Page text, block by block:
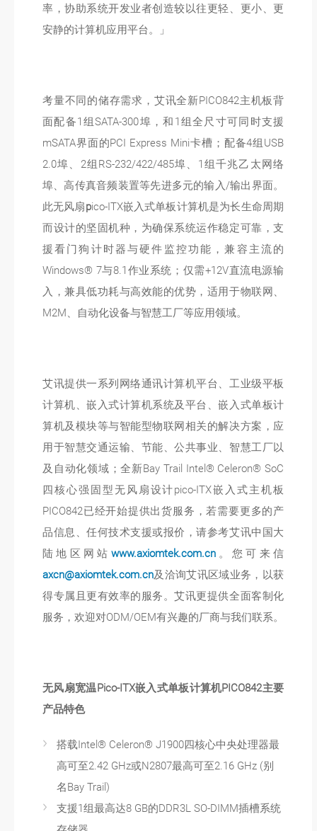
率，协助系统开发业者创造较以往更轻、更小、更
安静的计算机应用平台。」
考量不同的储存需求，艾讯全新PICO842主机板背
面配备1组SATA-300埠，和1组全尺寸可同时支援
mSATA界面的PCI Express Mini卡槽；配备4组USB
2.0埠、2组RS-232/422/485埠、1组千兆乙太网络
埠、高传真音频装置等先进多元的输入/输出界面。
此无风扇pico-ITX嵌入式单板计算机是为长生命周期
而设计的坚固机种，为确保系统运作稳定可靠，支
援看门狗计时器与硬件监控功能，兼容主流的
Windows® 7与8.1作业系统；仅需+12V直流电源输
入，兼具低功耗与高效能的优势，适用于物联网、
M2M、自动化设备与智慧工厂等应用领域。
艾讯提供一系列网络通讯计算机平台、工业级平板
计算机、嵌入式计算机系统及平台、嵌入式单板计
算机及模块等与智能型物联网相关的解决方案，应
用于智慧交通运输、节能、公共事业、智慧工厂以
及自动化领域；全新Bay Trail Intel® Celeron® SoC
四核心强固型无风扇设计pico-ITX嵌入式主机板
PICO842已经开始提供出货服务，若需要更多的产
品信息、任何技术支援或报价，请参考艾讯中国大
陆地区网站 www.axiomtek.com.cn。您可来信
axcn@axiomtek.com.cn及洽询艾讯区域业务，以获
得专属且更有效率的服务。艾讯更提供全面客制化
服务，欢迎对ODM/OEM有兴趣的厂商与我们联系。
无风扇宽温Pico-ITX嵌入式单板计算机PICO842主要
产品特色
搭载Intel® Celeron® J1900四核心中央处理器最
高可至2.42 GHz或N2807最高可至2.16 GHz (别
名Bay Trail)
支援1组最高达8 GB的DDR3L SO-DIMM插槽系统